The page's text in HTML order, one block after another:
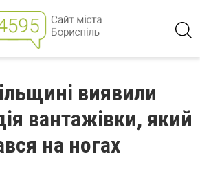
виявили
вантажівки, який
на ногах